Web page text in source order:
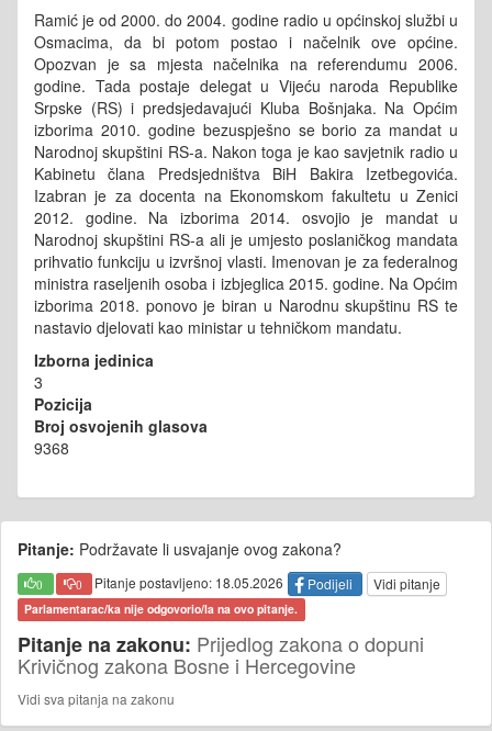
Ramić je od 2000. do 2004. godine radio u općinskoj službi u
Osmacima, da bi potom postao i načelnik ove općine.
Opozvan je sa mjesta načelnika na referendumu 2006.
godine. Tada postaje delegat u Vijeću naroda Republike
Srpske (RS) i predsjedavajući Kluba Bošnjaka. Na Općim
izborima 2010. godine bezuspješno se borio za mandat u
Narodnoj skupštini RS-a. Nakon toga je kao savjetnik radio u
Kabinetu člana Predsjedništva BiH Bakira Izetbegovića.
Izabran je za docenta na Ekonomskom fakultetu u Zenici
2012. godine. Na izborima 2014. osvojio je mandat u
Narodnoj skupštini RS-a ali je umjesto poslaničkog mandata
prihvatio funkciju u izvršnoj vlasti. Imenovan je za federalnog
ministra raseljenih osoba i izbjeglica 2015. godine. Na Općim
izborima 2018. ponovo je biran u Narodnu skupštinu RS te
nastavio djelovati kao ministar u tehničkom mandatu.
Izborna jedinica
3
Pozicija
Broj osvojenih glasova
9368
Pitanje: Podržavate li usvajanje ovog zakona?
0 0 Pitanje postavljeno: 18.05.2026 Podijeli Vidi pitanje
Parlamentarac/ka nije odgovorio/la na ovo pitanje.
Pitanje na zakonu: Prijedlog zakona o dopuni
Krivičnog zakona Bosne i Hercegovine
Vidi sva pitanja na zakonu